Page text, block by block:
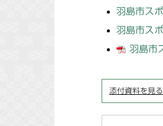
羽島市ス
羽島市ス
羽島市
添付資料を見